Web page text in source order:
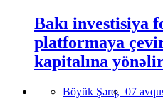
Bakı investisiya
platformaya
kapitalına
Böyük Şərq, 07